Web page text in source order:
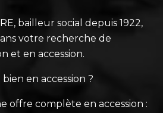
bailleur social depuis 1922,
votre recherche de
et en accession.
en accession ?
offre complète en accession :